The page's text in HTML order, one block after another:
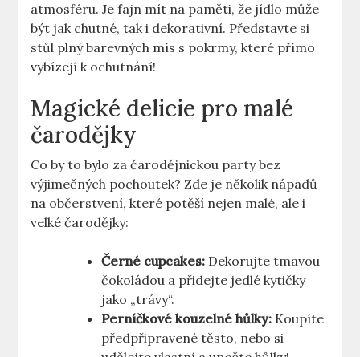
atmosféru.⁢ Je ⁤fajn mít na paměti, že⁤ jídlo může
být jak chutné, tak ⁤i dekorativní. Představte si⁣
stůl plný barevných mís s pokrmy, které přímo
vybízejí k ochutnání!
Magické delicie pro malé
čarodějky
Co by to bylo za čarodějnickou party bez
výjimečných pochoutek? Zde je několik nápadů
na občerstvení, které potěší nejen ⁤malé, ale i
velké čarodějky:
Černé cupcakes: Dekorujte⁤ tmavou
čokoládou a⁣ přidejte jedlé kytičky
jako „trávy“.
Perníčkové kouzelné hůlky: Koupíte
předpřipravené těsto, nebo si